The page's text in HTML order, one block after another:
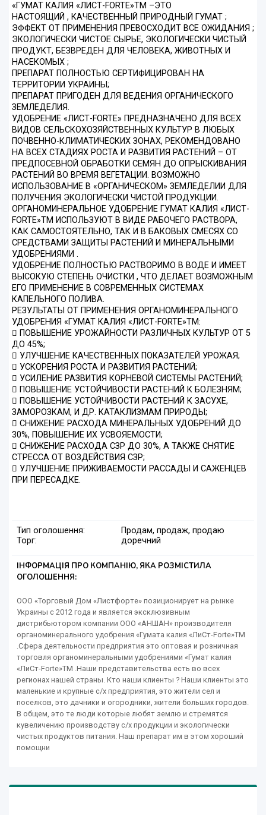
«ГУМАТ КАЛИЯ «ЛИСТ-FORTE»ТМ –ЭТО
НАСТОЯЩИЙ , КАЧЕСТВЕННЫЙ ПРИРОДНЫЙ ГУМАТ ;
ЭФФЕКТ ОТ ПРИМЕНЕНИЯ ПРЕВОСХОДИТ ВСЕ ОЖИДАНИЯ ;
ЭКОЛОГИЧЕСКИ ЧИСТОЕ СЫРЬЕ, ЭКОЛОГИЧЕСКИ ЧИСТЫЙ
ПРОДУКТ, БЕЗВРЕДЕН ДЛЯ ЧЕЛОВЕКА, ЖИВОТНЫХ И
НАСЕКОМЫХ ;
ПРЕПАРАТ ПОЛНОСТЬЮ СЕРТИФИЦИРОВАН НА
ТЕРРИТОРИИ УКРАИНЫ;
ПРЕПАРАТ ПРИГОДЕН ДЛЯ ВЕДЕНИЯ ОРГАНИЧЕСКОГО
ЗЕМЛЕДЕЛИЯ.
УДОБРЕНИЕ «ЛИСТ-FORTE» ПРЕДНАЗНАЧЕНО ДЛЯ ВСЕХ
ВИДОВ СЕЛЬСКОХОЗЯЙСТВЕННЫХ КУЛЬТУР В ЛЮБЫХ
ПОЧВЕННО-КЛИМАТИЧЕСКИХ ЗОНАХ, РЕКОМЕНДОВАНО
НА ВСЕХ СТАДИЯХ РОСТА И РАЗВИТИЯ РАСТЕНИЙ – ОТ
ПРЕДПОСЕВНОЙ ОБРАБОТКИ СЕМЯН ДО ОПРЫСКИВАНИЯ
РАСТЕНИЙ ВО ВРЕМЯ ВЕГЕТАЦИИ. ВОЗМОЖНО
ИСПОЛЬЗОВАНИЕ В «ОРГАНИЧЕСКОМ» ЗЕМЛЕДЕЛИИ ДЛЯ
ПОЛУЧЕНИЯ ЭКОЛОГИЧЕСКИ ЧИСТОЙ ПРОДУКЦИИ.
ОРГАНОМИНЕРАЛЬНОЕ УДОБРЕНИЕ ГУМАТ КАЛИЯ «ЛИСТ-
FORTE»ТМ ИСПОЛЬЗУЮТ В ВИДЕ РАБОЧЕГО РАСТВОРА,
КАК САМОСТОЯТЕЛЬНО, ТАК И В БАКОВЫХ СМЕСЯХ СО
СРЕДСТВАМИ ЗАЩИТЫ РАСТЕНИЙ И МИНЕРАЛЬНЫМИ
УДОБРЕНИЯМИ .
УДОБРЕНИЕ ПОЛНОСТЬЮ РАСТВОРИМО В ВОДЕ И ИМЕЕТ
ВЫСОКУЮ СТЕПЕНЬ ОЧИСТКИ , ЧТО ДЕЛАЕТ ВОЗМОЖНЫМ
ЕГО ПРИМЕНЕНИЕ В СОВРЕМЕННЫХ СИСТЕМАХ
КАПЕЛЬНОГО ПОЛИВА.
РЕЗУЛЬТАТЫ ОТ ПРИМЕНЕНИЯ ОРГАНОМИНЕРАЛЬНОГО
УДОБРЕНИЯ «ГУМАТ КАЛИЯ «ЛИСТ-FORTE»ТМ:
 ПОВЫШЕНИЕ УРОЖАЙНОСТИ РАЗЛИЧНЫХ КУЛЬТУР ОТ 5
ДО 45%;
 УЛУЧШЕНИЕ КАЧЕСТВЕННЫХ ПОКАЗАТЕЛЕЙ УРОЖАЯ;
 УСКОРЕНИЯ РОСТА И РАЗВИТИЯ РАСТЕНИЙ;
 УСИЛЕНИЕ РАЗВИТИЯ КОРНЕВОЙ СИСТЕМЫ РАСТЕНИЙ;
 ПОВЫШЕНИЕ УСТОЙЧИВОСТИ РАСТЕНИЙ К БОЛЕЗНЯМ;
 ПОВЫШЕНИЕ УСТОЙЧИВОСТИ РАСТЕНИЙ К ЗАСУХЕ,
ЗАМОРОЗКАМ, И ДР. КАТАКЛИЗМАМ ПРИРОДЫ;
 СНИЖЕНИЕ РАСХОДА МИНЕРАЛЬНЫХ УДОБРЕНИЙ ДО
30%, ПОВЫШЕНИЕ ИХ УСВОЯЕМОСТИ;
 СНИЖЕНИЕ РАСХОДА СЗР ДО 30%, А ТАКЖЕ СНЯТИЕ
СТРЕССА ОТ ВОЗДЕЙСТВИЯ СЗР;
 УЛУЧШЕНИЕ ПРИЖИВАЕМОСТИ РАССАДЫ И САЖЕНЦЕВ
ПРИ ПЕРЕСАДКЕ.
Тип оголошення:
Продам, продаж, продаю
Торг:
доречний
ІНФОРМАЦІЯ ПРО КОМПАНІЮ, ЯКА РОЗМІСТИЛА
ОГОЛОШЕННЯ:
ООО «Торговый Дом «Листфорте» позиционирует на рынке
Украины с 2012 года и является эксклюзивным
дистрибьютором компании ООО «АНШАН» производителя
органоминерального удобрения «Гумата калия «ЛиСт-Forte»TM
.Сфера деятельности предприятия это оптовая и розничная
торговля органоминеральными удобрениями «Гумат калия
«ЛиСт-Forte»TM .Наши представительства есть во всех
регионах нашей страны. Кто наши клиенты ? Наши клиенты это
маленькие и крупные с/х предприятия, это жители сел и
поселков, это дачники и огородники, жители больших городов.
В общем, это те люди которые любят землю и стремятся
кувеличению производству с/х продукции и экологически
чистых продуктов питания. Наш препарат им в этом хороший
помощни